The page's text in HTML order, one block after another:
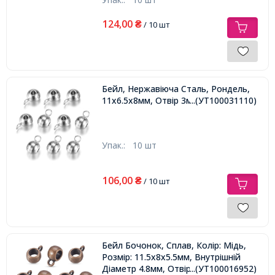
124,00 ₴/ 10 шт
Бейл, Нержавіюча Сталь, Рондель,
11х6.5х8мм, Отвір 3мм,...(УТ100031110)
Упак.: 10 шт
106,00 ₴/ 10 шт
Бейл Бочонок, Сплав, Колір: Мідь,
Розмір: 11.5x8x5.5мм, Внутрішній
Діаметр 4.8мм, Отвір 2мм,...(УТ100016952)